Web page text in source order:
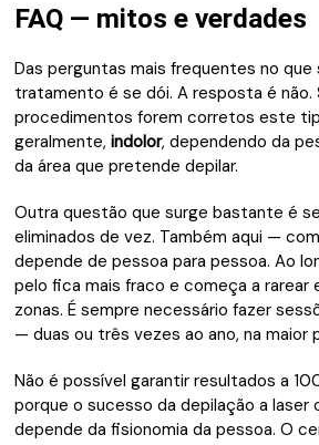
FAQ — mitos e verdades
Das perguntas mais frequentes no
tratamento é se dói. A resposta é não.
procedimentos forem corretos este
geralmente,indolor, dependendo da
da área que pretende depilar.
Outra questão que surge bastante é
eliminados de vez. Também aqui —
depende de pessoa para pessoa. Ao
pelo fica mais fraco e começa a rarear
zonas. É sempre necessário fazer
— duas ou três vezes ao ano, na maior
Não é possível garantir resultados a
porque o sucesso da depilação a laser
depende da fisionomia da pessoa. O